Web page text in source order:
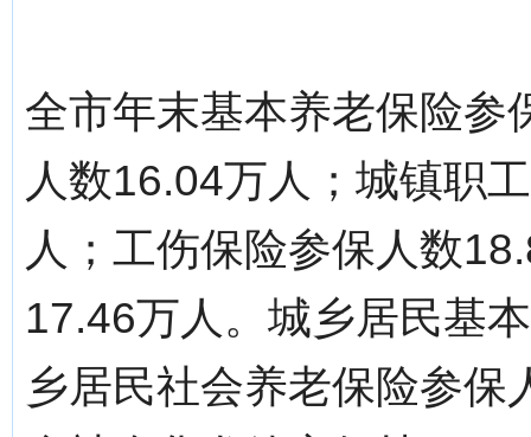
全市年末基本养老保险参
人数16.04万人；城镇职
人；工伤保险参保人数
17.46万人。城乡居民基
乡居民社会养老保险参